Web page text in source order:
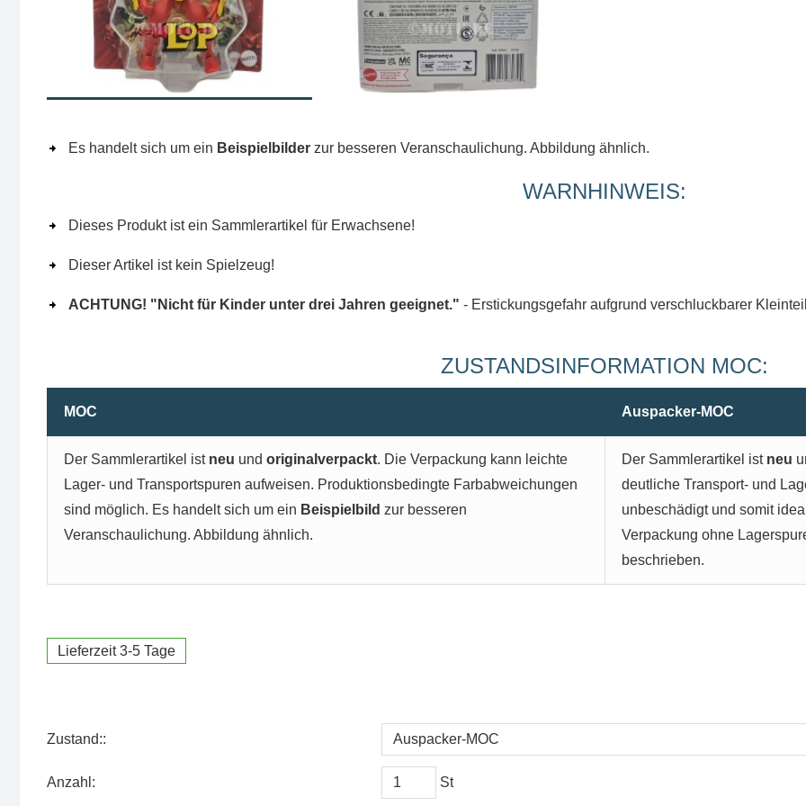
Es handelt sich um ein Beispielbilder zur besseren Veranschaulichung. Abbildung ähnlich.
WARNHINWEIS:
Dieses Produkt ist ein Sammlerartikel für Erwachsene!
Dieser Artikel ist kein Spielzeug!
ACHTUNG! "Nicht für Kinder unter drei Jahren geeignet." - Erstickungsgefahr aufgrund verschluckbarer
ZUSTANDSINFORMATION MOC:
MOC Auspacker-MOC
Der Sammlerartikel ist neu und originalverpackt. Die Verpackung kann leichte
Lager- und Transportspuren aufweisen. Produktionsbedingte Farbabweichungen
sind möglich. Es handelt sich um ein Beispielbild zur besseren
Veranschaulichung. Abbildung ähnlich.
Der Sammlerartikel ist neu
deutliche Transport- und
unbeschädigt und somit
Verpackung ohne
beschrieben.
Lieferzeit 3-5 Tage
Zustand::
Anzahl: St